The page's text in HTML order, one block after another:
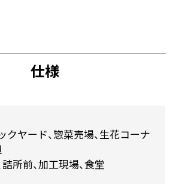
仕様
クヤード、惣菜売場、生花コーナ
詰所前、加工現場、食堂